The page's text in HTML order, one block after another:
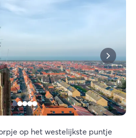
op het westelijkste puntje